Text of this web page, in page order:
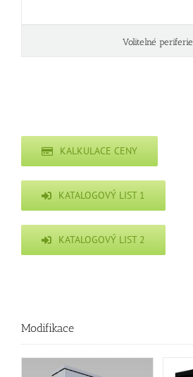
Volitelné periferie
KALKULACE CENY
KATALOGOVÝ LIST 1
KATALOGOVÝ LIST 2
Modifikace